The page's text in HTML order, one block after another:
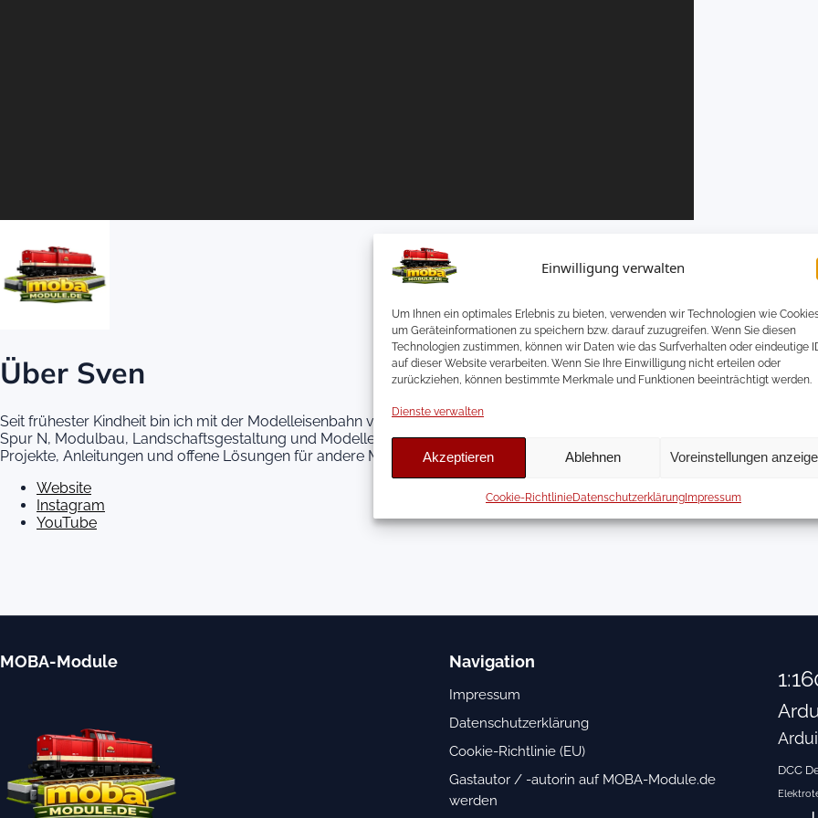
Einwilligung verwalten
Um Ihnen ein optimales Erlebnis zu bieten, verwenden wir Technologien wie
um Geräteinformationen zu speichern bzw. darauf zuzugreifen. Wenn Sie diesen
Technologien zustimmen, können wir Daten wie das Surfverhalten oder eindeutige
auf dieser Website verarbeiten. Wenn Sie Ihre Einwilligung nicht erteilen oder
zurückziehen, können bestimmte Merkmale und Funktionen beeinträchtigt werden.
Dienste verwalten
Akzeptieren Ablehnen Voreinstellungen
Cookie-RichtlinieDatenschutzerklärungImpressum
Über Sven
Seit frühester Kindheit bin ich mit der Modelleisenbahn verbunden. Als Administrator von MOBA-Module.de berichte ich
Spur N, Modulbau, Landschaftsgestaltung und Modelleisenbahn-Elektronik. Dabei entwickle und dokumentiere ich eigene
Projekte, Anleitungen und offene Lösungen für andere Modellbahnbegeisterte.
Website
Instagram
YouTube
MOBA-Module Navigation
Impressum
Datenschutzerklärung
Cookie-Richtlinie (EU)
Gastautor / -autorin auf MOBA-Module.de
werden
DCC